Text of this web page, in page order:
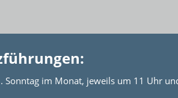
Sonntag im Monat, jeweils um 11 Uhr